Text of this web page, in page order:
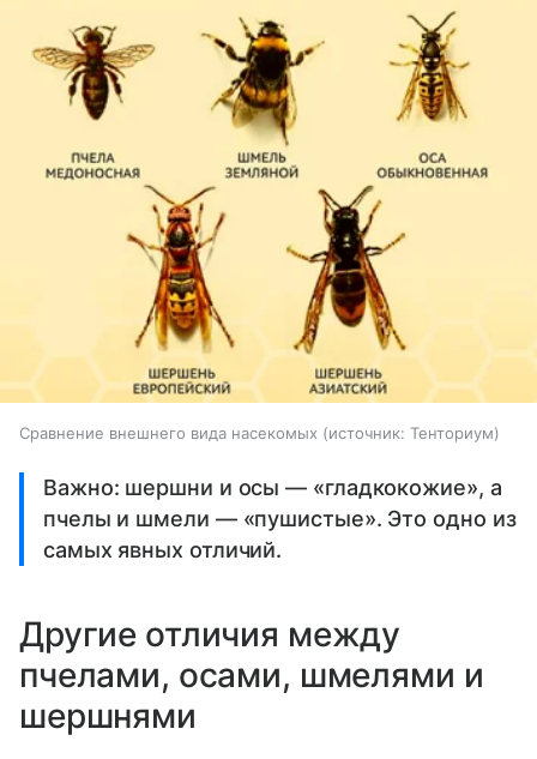
Сравнение внешнего вида насекомых источник: Тенториум
Важно: шершни и осы — «гладкокожие», а
пчелы и шмели — «пушистые». Это одно из
самых явных отличий.
Другие отличия между
пчелами, осами, шмелями и
шершнями